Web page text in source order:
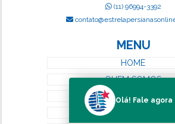
(11) 96994-3392
MENU
HOME
QUEM SOMOS
SERVIÇOS
Olá! Fale